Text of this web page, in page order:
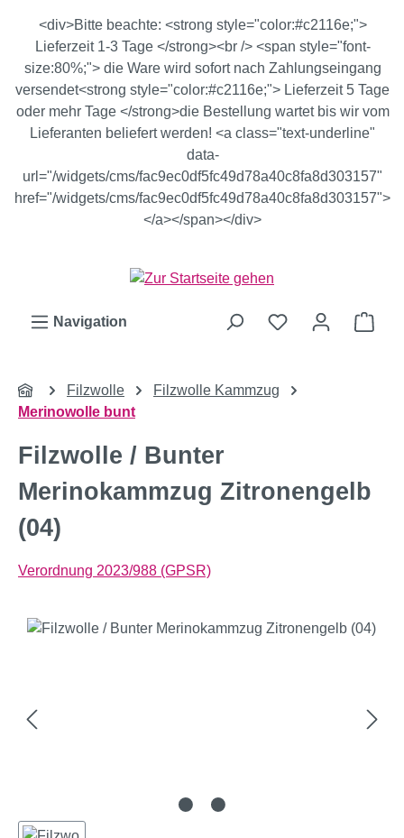
Zum Hauptinhalt springen
<div>Bitte beachte: <strong style="color:#c2116e;">
Lieferzeit 1-3 Tage </strong><br /> <span style="font-
size:80%;"> die Ware wird sofort nach Zahlungseingang
versendet<strong style="color:#c2116e;"> Lieferzeit 5 Tage
oder mehr Tage </strong>die Bestellung wartet bis wir vom
Lieferanten beliefert werden! <a class="text-underline"
data-
url="/widgets/cms/fac9ec0df5fc49d78a40c8fa8d303157"
href="/widgets/cms/fac9ec0df5fc49d78a40c8fa8d303157">
</a></span></div>
Navigation
Filzwolle
Filzwolle Kammzug
Merinowolle bunt
Filzwolle / Bunter
Merinokammzug Zitronengelb
(04)
Verordnung 2023/988 (GPSR)
Bildergalerie überspringen